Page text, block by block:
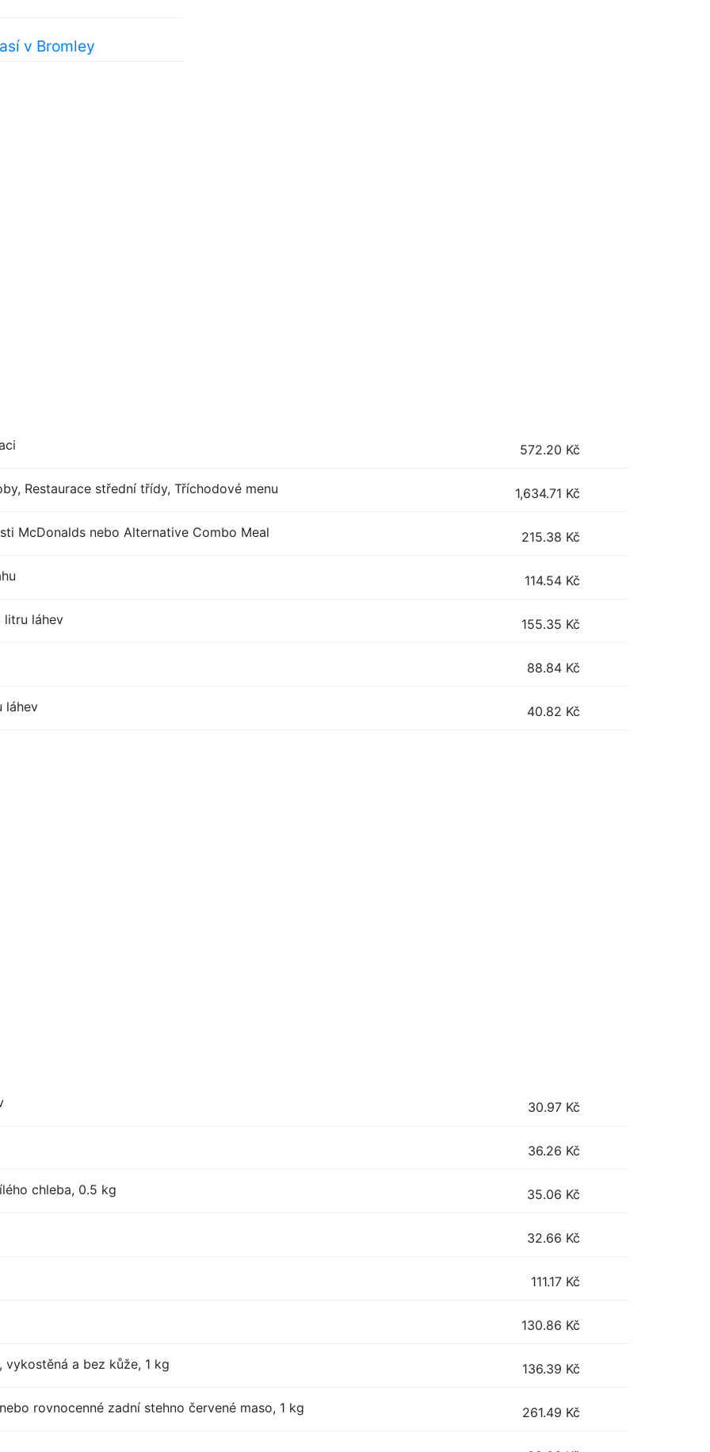
v Bromley
572.20 Kč
Restaurace střední třídy, Tříchodové menu 1,634.71 Kč
McDonalds nebo Alternative Combo Meal 215.38 Kč
114.54 Kč
litru láhev 155.35 Kč
88.84 Kč
láhev 40.82 Kč
30.97 Kč
36.26 Kč
chleba, 0.5 kg 35.06 Kč
32.66 Kč
111.17 Kč
130.86 Kč
vykostěná a bez kůže, 1 kg 136.39 Kč
rovnocenné zadní stehno červené maso, 1 kg 261.49 Kč